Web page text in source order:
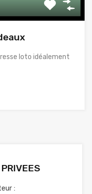
loto idéalement
: